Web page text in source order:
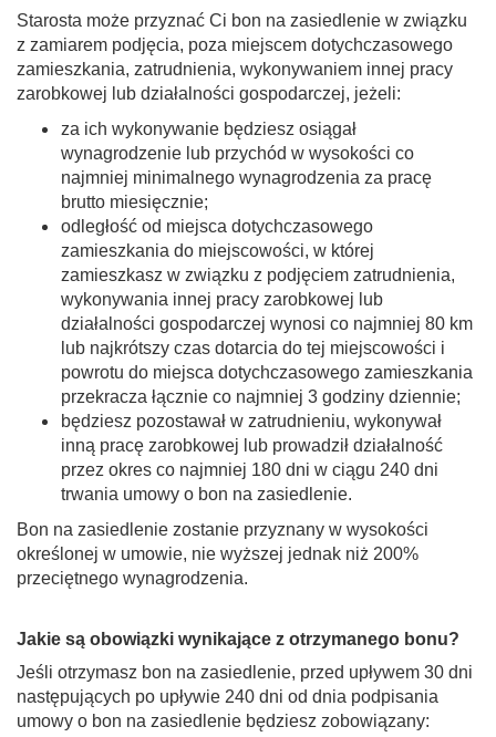
Starosta może przyznać Ci bon na zasiedlenie w związku
z zamiarem podjęcia, poza miejscem dotychczasowego
zamieszkania, zatrudnienia, wykonywaniem innej pracy
zarobkowej lub działalności gospodarczej, jeżeli:
za ich wykonywanie będziesz osiągał
wynagrodzenie lub przychód w wysokości co
najmniej minimalnego wynagrodzenia za pracę
brutto miesięcznie;
odległość od miejsca dotychczasowego
zamieszkania do miejscowości, w której
zamieszkasz w związku z podjęciem zatrudnienia,
wykonywania innej pracy zarobkowej lub
działalności gospodarczej wynosi co najmniej 80 km
lub najkrótszy czas dotarcia do tej miejscowości i
powrotu do miejsca dotychczasowego zamieszkania
przekracza łącznie co najmniej 3 godziny dziennie;
będziesz pozostawał w zatrudnieniu, wykonywał
inną pracę zarobkowej lub prowadził działalność
przez okres co najmniej 180 dni w ciągu 240 dni
trwania umowy o bon na zasiedlenie.
Bon na zasiedlenie zostanie przyznany w wysokości
określonej w umowie, nie wyższej jednak niż 200%
przeciętnego wynagrodzenia.
Jakie są obowiązki wynikające z otrzymanego bonu?
Jeśli otrzymasz bon na zasiedlenie, przed upływem 30 dni
następujących po upływie 240 dni od dnia podpisania
umowy o bon na zasiedlenie będziesz zobowiązany: